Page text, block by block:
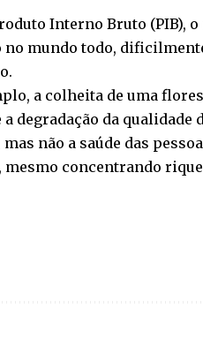
Interno Bruto (PIB),
mundo todo,
a colheita de uma
degradação da qualidade
não a saúde das
mesmo concentrando